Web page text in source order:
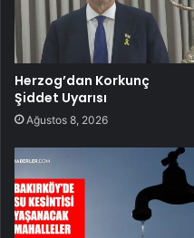
Herzog’dan Korkunç
Şiddet Uyarısı
Ağustos 8, 2026